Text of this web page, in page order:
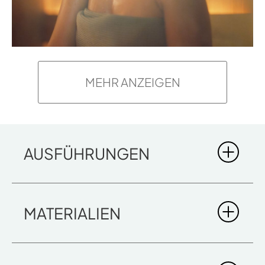
MEHR ANZEIGEN
AUSFÜHRUNGEN
MATERIALIEN